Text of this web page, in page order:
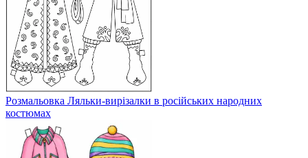
Розмальовка Ляльки-вирізалки в російських народних
костюмах